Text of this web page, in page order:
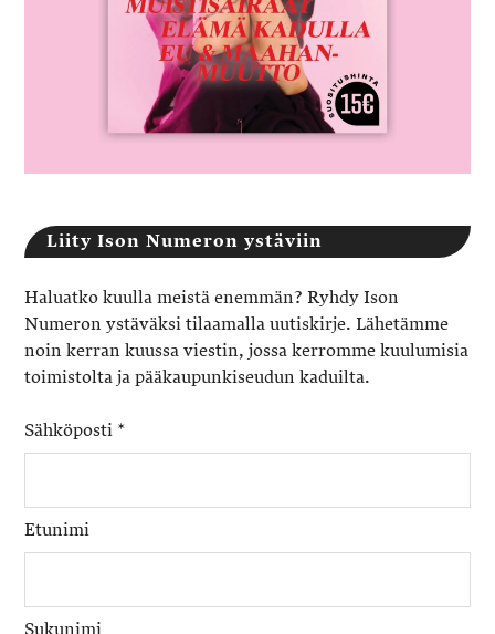
Liity Ison Numeron ystäviin
Haluatko kuulla meistä enemmän? Ryhdy Ison
Numeron ystäväksi tilaamalla uutiskirje. Lähetämme
noin kerran kuussa viestin, jossa kerromme kuulumisia
toimistolta ja pääkaupunkiseudun kaduilta.
Sähköposti *
Etunimi